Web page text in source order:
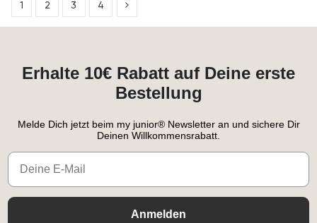
1 2 3 4
Erhalte 10€ Rabatt auf Deine erste
Bestellung
Melde Dich jetzt beim my junior® Newsletter an und sichere Dir
Deinen Willkommensrabatt.
Email
Anmelden